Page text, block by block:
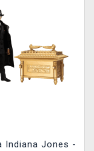
Indiana Jones -